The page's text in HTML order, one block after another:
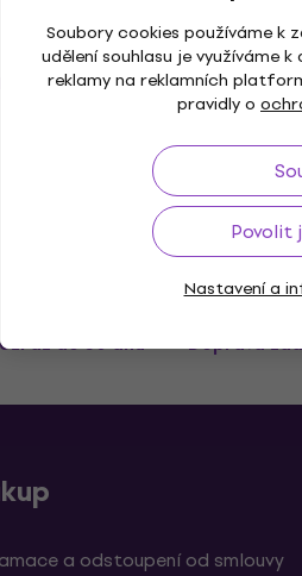
Soubory cookies používáme k
udělení souhlasu je využíváme
reklamy na reklamních
pravidly o
Povolit
Nastavení a
až do 30 dnů Doprava
a odstoupení od smlouvy